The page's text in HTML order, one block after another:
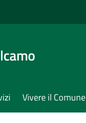
Vivere il Comune